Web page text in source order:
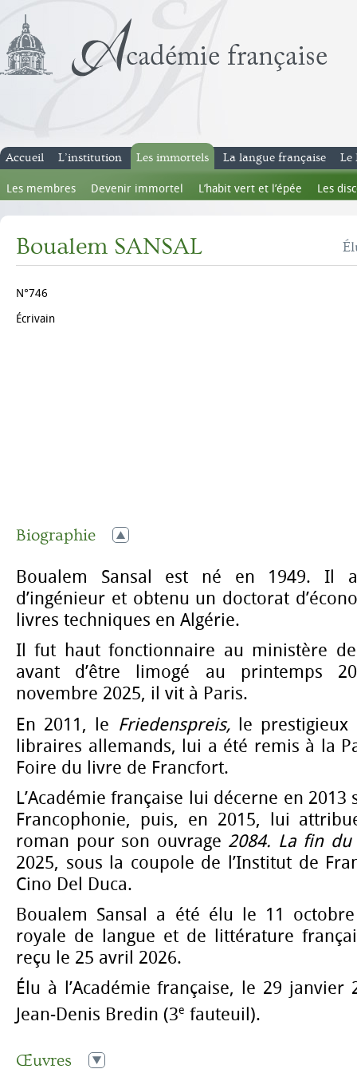
Accueil L’institution Les immortels
Les membres Devenir immortel L’habit vert et l’épée Les
La langue française Le
Boualem SANSAL
N°746
Écrivain
Biographie
Boualem Sansal est né en 1949. Il
d’ingénieur et obtenu un doctorat
livres techniques en Algérie.
Il fut haut fonctionnaire au ministère de
avant d’être limogé au printemps
novembre 2025, il vit à Paris.
En 2011, le Friedenspreis,le prestigieux
libraires allemands, lui a été remis à la
Foire du livre de Francfort.
L’Académie française lui décerne en
Francophonie, puis, en 2015, lui
roman pour son ouvrage 2084. La fin
2025, sous la coupole de l’Institut de
Cino Del Duca.
Boualem Sansal a été élu le 11 octobre
royale de langue et de littérature
reçu le 25 avril 2026.
Élu à l’Académie française, le 29 janvier
Jean-Denis Bredin (3e fauteuil).
Œuvres